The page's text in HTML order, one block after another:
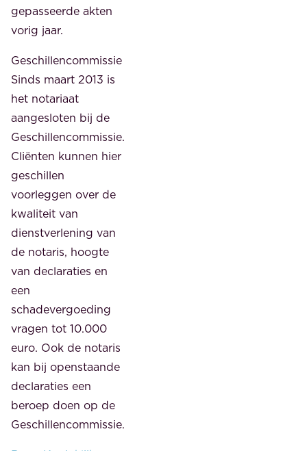
gepasseerde akten
vorig jaar.
Geschillencommissie
Sinds maart 2013 is
het notariaat
aangesloten bij de
Geschillencommissie.
Cliënten kunnen hier
geschillen
voorleggen over de
kwaliteit van
dienstverlening van
de notaris, hoogte
van declaraties en
een
schadevergoeding
vragen tot 10.000
euro. Ook de notaris
kan bij openstaande
declaraties een
beroep doen op de
Geschillencommissie.